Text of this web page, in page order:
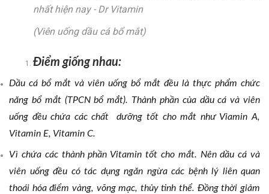
(Viên uống dầu cá bổ mắt)
Điểm giống nhau:
Dầu cá bổ mắt và viên uống bổ mắt đều là thực phẩm chức
năng bổ mắt (TPCN bổ mắt). Thành phần của dầu cá và viên
uống đều chứa các chất dưỡng tốt cho mắt như Viamin A,
Vitamin E, Vitamin C.
Vì chứa các thành phần Vitamin tốt cho mắt. Nên dầu cá và
viên uống đều có tác dụng ngăn ngừa các bệnh lý liên quan
thoái hóa điểm vàng, võng mạc, thủy tinh thể. Đồng thời giảm